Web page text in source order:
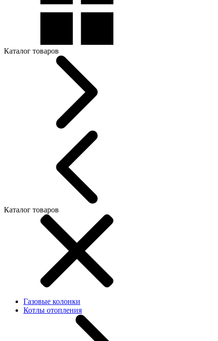
Каталог товаров
Каталог товаров
Газовые колонки
Котлы отопления